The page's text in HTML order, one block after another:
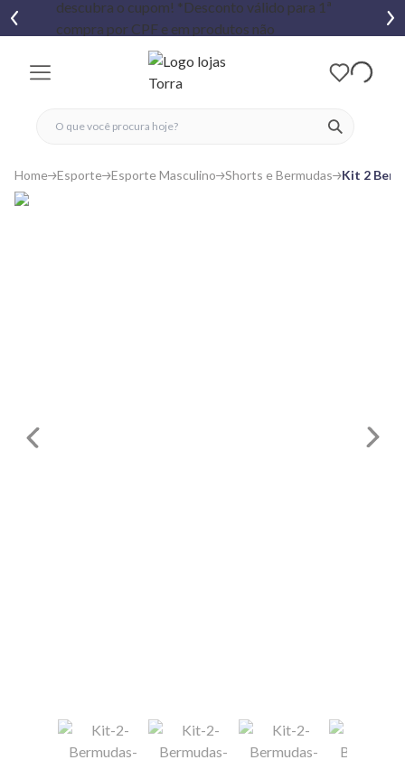
ver
fechar menu
fechar menu
favoritos
Home Esporte Esporte Masculino Shorts e Bermudas Kit 2